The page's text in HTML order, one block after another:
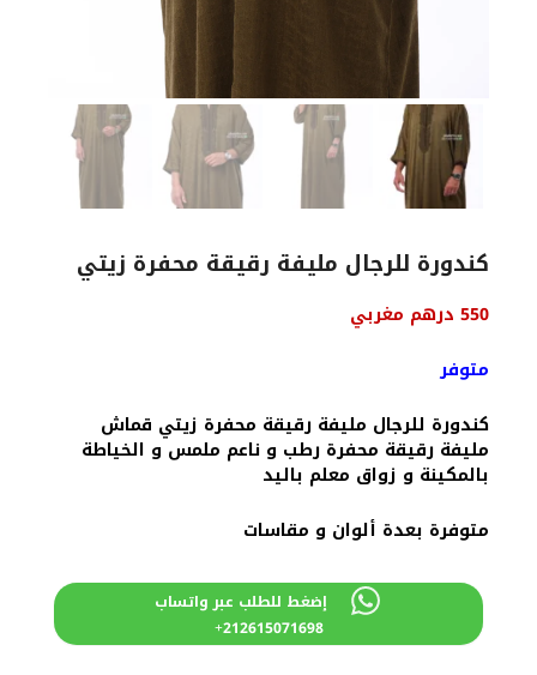
كندورة للرجال مليفة رقيقة محفرة زيتي
550 درهم مغربي
متوفر
كندورة للرجال مليفة رقيقة محفرة زيتي قماش
مليفة رقيقة محفرة رطب و ناعم ملمس و الخياطة
بالمكينة و زواق معلم باليد
متوفرة بعدة ألوان و مقاسات
إضغط للطلب عبر واتساب
212615071698+